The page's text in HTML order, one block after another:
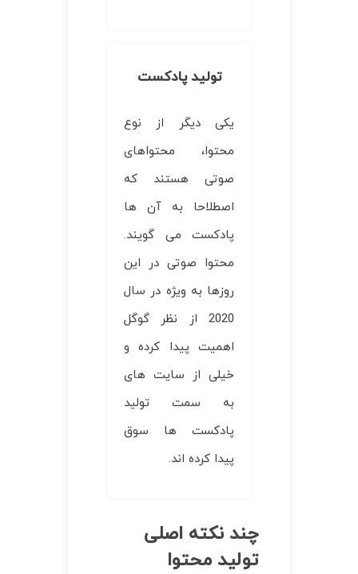
تولید پادکست
یکی دیگر از نوع
محتوا، محتواهای
صوتی هستند که
اصطلاحا به آن ها
پادکست می گویند.
محتوا صوتی در این
روزها به ویژه در سال
2020 از نظر گوگل
اهمیت پیدا کرده و
خیلی از سایت های
به سمت تولید
پادکست ها سوق
پیدا کرده اند.
چند نکته اصلی
تولید محتوا